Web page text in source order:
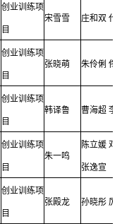
创业训练项
目
宋雪雪 庄和双 代
创业训练项
目
张晓萌 朱伶俐 佟
创业训练项
目
韩译鲁 曹海超 李
创业训练项
目
朱一鸣
陈立媛 邓
张逸宣
创业训练项
目
张殿龙 孙晓彤 厉